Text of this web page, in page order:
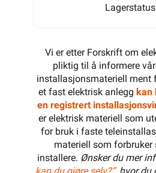
Lagerstatus
Vi er etter Forskrift om
pliktig til å informere
installasjonsmateriell ment
et fast elektrisk anlegg kan
en registrert
er elektrisk materiell som
for bruk i faste
materiell som forbruker
installere. Ønsker du mer